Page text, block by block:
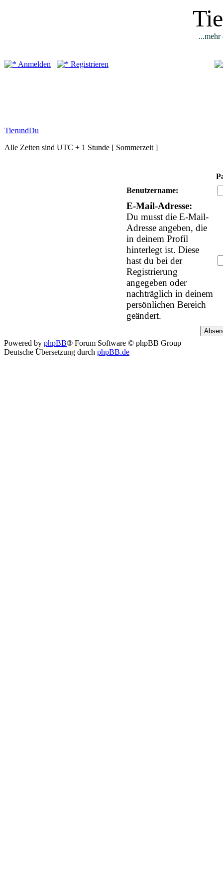
...mehr
Anmelden Registrieren
TierundDu
Alle Zeiten sind UTC + 1 Stunde [ Sommerzeit ]
Benutzername:
E-Mail-Adresse:
Du musst die E-Mail-
Adresse angeben, die
in deinem Profil
hinterlegt ist. Diese
hast du bei der
Registrierung
angegeben oder
nachträglich in deinem
persönlichen Bereich
geändert.
Powered by phpBB® Forum Software © phpBB Group
Deutsche Übersetzung durch phpBB.de